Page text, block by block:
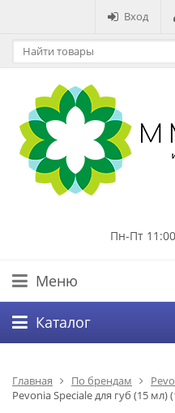
Вход
Пн-Пт
Меню
Каталог
Главная По брендам
Pevonia Speciale для губ (15 мл)